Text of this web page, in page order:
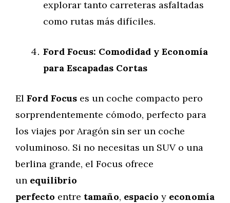
explorar tanto carreteras asfaltadas
como rutas más difíciles.
Ford Focus: Comodidad y Economía
para Escapadas Cortas
El Ford Focus es un coche compacto pero
sorprendentemente cómodo, perfecto para
los viajes por Aragón sin ser un coche
voluminoso. Si no necesitas un SUV o una
berlina grande, el Focus ofrece
un equilibrio
perfecto entre tamaño, espacio y economía